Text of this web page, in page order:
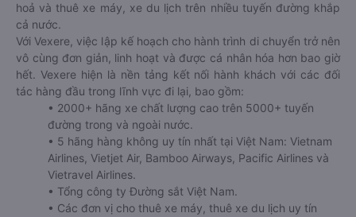
hoả và thuê xe máy, xe du lịch trên nhiều tuyến đường khắp
cả nước.
Với Vexere, việc lập kế hoạch cho hành trình di chuyển trở nên
vô cùng đơn giản, linh hoạt và được cá nhân hóa hơn bao giờ
hết. Vexere hiện là nền tảng kết nối hành khách với các đối
tác hàng đầu trong lĩnh vực đi lại, bao gồm:
• 2000+ hãng xe chất lượng cao trên 5000+ tuyến
đường trong và ngoài nước.
• 5 hãng hàng không uy tín nhất tại Việt Nam: Vietnam
Airlines, Vietjet Air, Bamboo Airways, Pacific Airlines và
Vietravel Airlines.
• Tổng công ty Đường sắt Việt Nam.
• Các đơn vị cho thuê xe máy, thuê xe du lịch uy tín